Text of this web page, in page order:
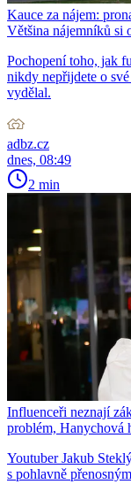
Kauce za nájem:
Většina nájemníků si
Pochopení toho, jak
nikdy nepřijdete o
vydělal.
adbz.cz
dnes, 08:49
2 min
Influenceři neznají
problém, Hanychová
Youtuber Jakub
s pohlavně